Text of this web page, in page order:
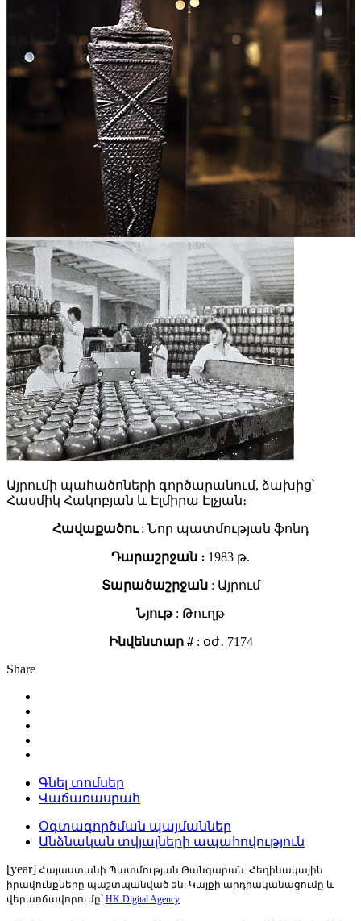
Այրումի պահածոների գործարանում, ձախից՝
Հասմիկ Հակոբյան և Էլմիրա Էլչյան։
Հավաքածու: Նոր պատմության ֆոնդ
Դարաշրջան ։ 1983 թ.
Տարածաշրջան: Այրում
Նյութ: Թուղթ
Ինվենտար #: օժ․ 7174
Share
Գնել տոմսեր
Վաճառասրահ
Օգտագործման պայմաններ
Անձնական տվյալների ապահովություն
[year] Հայաստանի Պատմության Թանգարան: Հեղինակային
իրավունքները պաշտպանված են: Կայքի արդիականացումը և
վերաոճավորումը՝ HK Digital Agency